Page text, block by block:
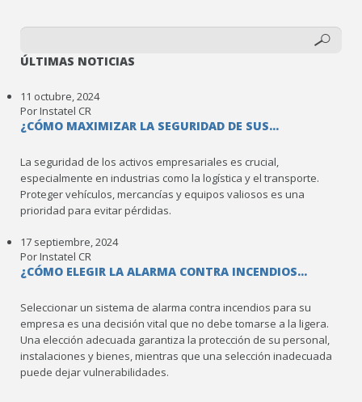
ÚLTIMAS NOTICIAS
11 octubre, 2024
Por Instatel CR
¿CÓMO MAXIMIZAR LA SEGURIDAD DE SUS...
La seguridad de los activos empresariales es crucial,
especialmente en industrias como la logística y el transporte.
Proteger vehículos, mercancías y equipos valiosos es una
prioridad para evitar pérdidas.
17 septiembre, 2024
Por Instatel CR
¿CÓMO ELEGIR LA ALARMA CONTRA INCENDIOS...
Seleccionar un sistema de alarma contra incendios para su
empresa es una decisión vital que no debe tomarse a la ligera.
Una elección adecuada garantiza la protección de su personal,
instalaciones y bienes, mientras que una selección inadecuada
puede dejar vulnerabilidades.